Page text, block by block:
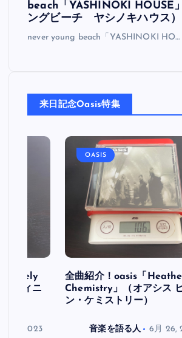
beach「YASHINOKI HOUSE
ングビーチ ヤシノキハウス）
never young beach「YASHINOKI HO…
来日記念Oasis特集
フィニ
30, 2023
OASIS
全曲紹介！oasis「
Chemistry」（オアシス
ン・ケミストリー）
音楽を語る人 6月 26,